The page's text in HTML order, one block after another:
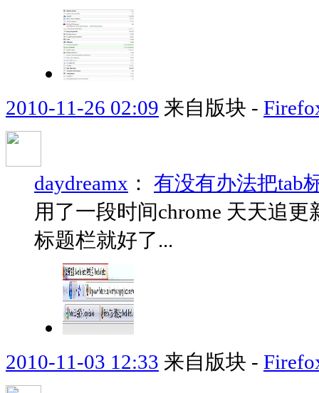
2010-11-26 02:09 来自版块 -
daydreamx ： 有没有办法把tab
用了一段时间chrome 天天追
标题栏就好了...
2010-11-03 12:33 来自版块 -